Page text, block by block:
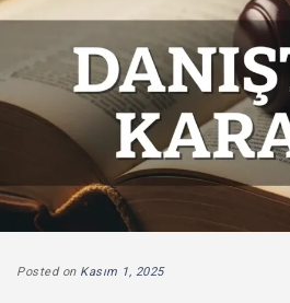
Posted on Kasım 1, 2025